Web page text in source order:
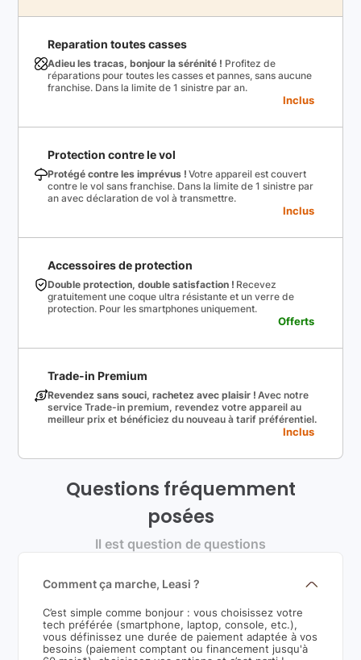
Reparation toutes casses
Adieu les tracas, bonjour la sérénité ! Profitez de
réparations pour toutes les casses et pannes, sans aucune
franchise. Dans la limite de 1 sinistre par an.
Inclus
Protection contre le vol
Protégé contre les imprévus ! Votre appareil est couvert
contre le vol sans franchise. Dans la limite de 1 sinistre par
an avec déclaration de vol à transmettre.
Inclus
Accessoires de protection
Double protection, double satisfaction ! Recevez
gratuitement une coque ultra résistante et un verre de
protection. Pour les smartphones uniquement.
Offerts
Trade-in Premium
Revendez sans souci, rachetez avec plaisir ! Avec notre
service Trade-in premium, revendez votre appareil au
meilleur prix et bénéficiez du nouveau à tarif préférentiel.
Inclus
Questions fréquemment
posées
Il est question de questions
Comment ça marche, Leasi ?
C’est simple comme bonjour : vous choisissez votre
tech préférée (smartphone, laptop, console, etc.),
vous définissez une durée de paiement adaptée à vos
besoins (paiement comptant ou financement jusqu'à